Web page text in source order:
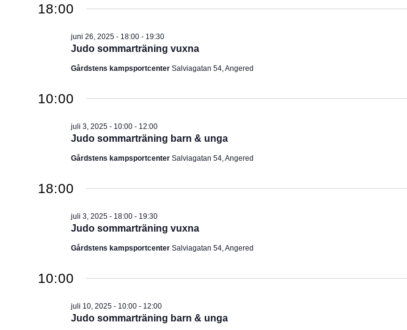
2025
u
18:00
Judo sommarträning vuxna
juni 26, 2025 - 18:00- 19:30
Gårdstens kampsportcenter Salviagatan 54, Angered
10:00
Judo sommarträning barn & unga
juli 3, 2025 - 10:00- 12:00
Gårdstens kampsportcenter Salviagatan 54, Angered
18:00
Judo sommarträning vuxna
juli 3, 2025 - 18:00- 19:30
Gårdstens kampsportcenter Salviagatan 54, Angered
10:00
Judo sommarträning barn & unga
juli 10, 2025 - 10:00- 12:00